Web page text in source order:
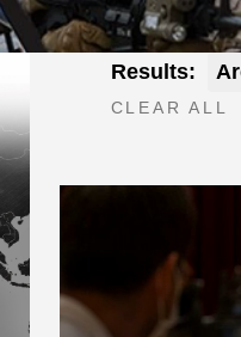
Results:
CLEAR ALL